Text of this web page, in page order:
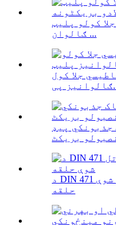
کولو پلیټ
ګالوان ...
جلا کول
جذبونکي پیډ
د DIN 471 معیاري شافټ بهرنۍ ساتل شوې
حلقه